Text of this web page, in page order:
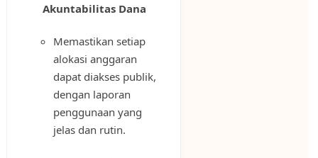
Akuntabilitas Dana
Memastikan setiap
alokasi anggaran
dapat diakses publik,
dengan laporan
penggunaan yang
jelas dan rutin.